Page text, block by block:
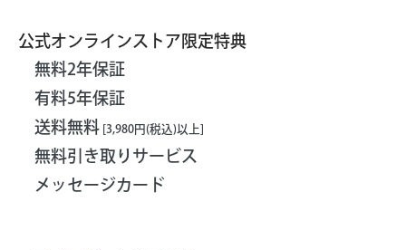
公式オンラインストア限定特典
無料2年保証
有料5年保証
送料無料 [3,980円(税込)以上]
無料引き取りサービス
メッセージカード